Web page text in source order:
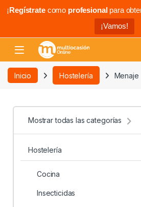
¡Regístratecomo profesionalpara
¡Vamos!
Inicio Hostelería Menaje
Mostrar todas las categorías
Hostelería
Cocina
Insecticidas